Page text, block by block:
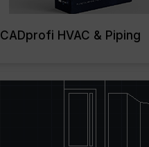
CADprofi HVAC & Piping
Read More